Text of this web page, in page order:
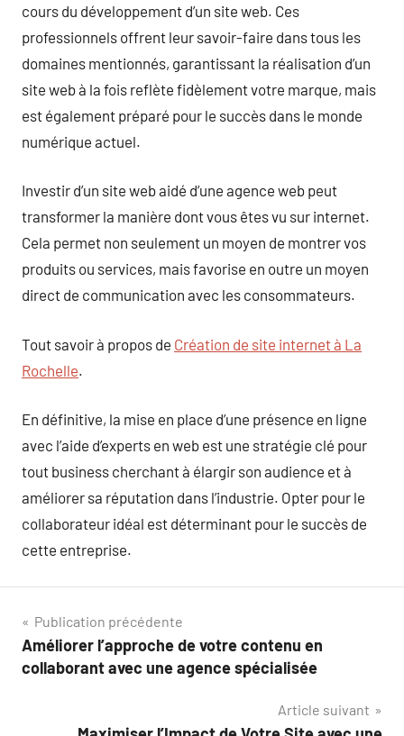
cours du développement d’un site web. Ces
professionnels offrent leur savoir-faire dans tous les
domaines mentionnés, garantissant la réalisation d’un
site web à la fois reflète fidèlement votre marque, mais
est également préparé pour le succès dans le monde
numérique actuel.
Investir d’un site web aidé d’une agence web peut
transformer la manière dont vous êtes vu sur internet.
Cela permet non seulement un moyen de montrer vos
produits ou services, mais favorise en outre un moyen
direct de communication avec les consommateurs.
Tout savoir à propos de Création de site internet à La
Rochelle.
En définitive, la mise en place d’une présence en ligne
avec l’aide d’experts en web est une stratégie clé pour
tout business cherchant à élargir son audience et à
améliorer sa réputation dans l’industrie. Opter pour le
collaborateur idéal est déterminant pour le succès de
cette entreprise.
Navigation
de
Publication précédente
Améliorer l’approche de votre contenu en
collaborant avec une agence spécialisée
Article suivant